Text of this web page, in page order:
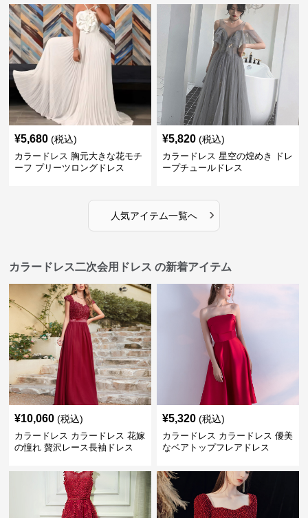
¥5,680 (税込)
カラードレス 胸元大きな花モチ
ーフ プリーツロングドレス
¥5,820 (税込)
カラードレス 星空の煌めき ドレ
ープチュールドレス
人気アイテム一覧へ ›
カラードレス二次会用ドレス の新着アイテム
¥10,060 (税込)
カラードレス カラードレス 花嫁
の憧れ 贅沢レース長袖ドレス
¥5,320 (税込)
カラードレス カラードレス 優美
なベアトップフレアドレス